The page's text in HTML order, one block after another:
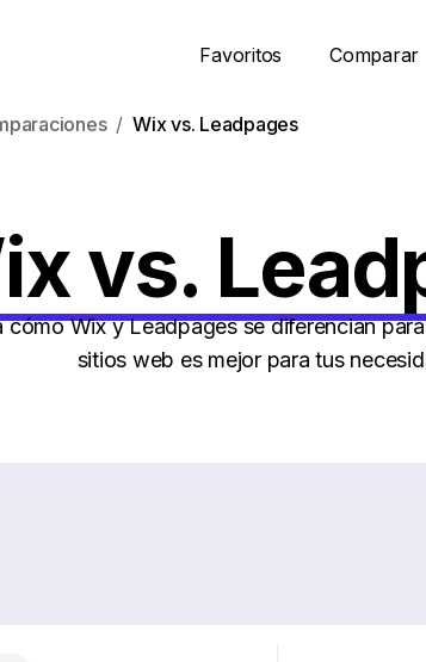
Favoritos Comparar
Wix vs. Leadpages
vs.
cómo Wix y Leadpages se diferencian
sitios web es mejor para tus